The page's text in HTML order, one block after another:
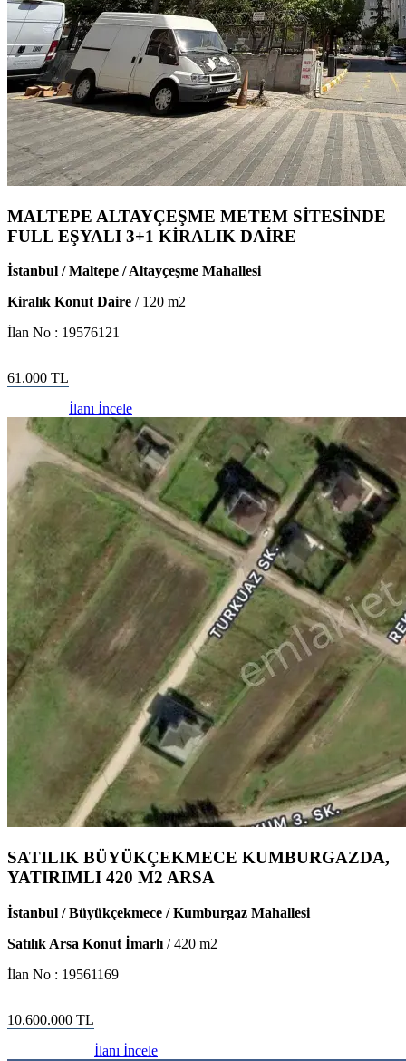
MALTEPE ALTAYÇEŞME METEM SİTESİNDE
FULL EŞYALI 3+1 KİRALIK DAİRE
İstanbul / Maltepe / Altayçeşme Mahallesi
Kiralık Konut Daire / 120 m2
İlan No : 19576121
61.000 TL
İlanı İncele
SATILIK BÜYÜKÇEKMECE KUMBURGAZDA,
YATIRIMLI 420 M2 ARSA
İstanbul / Büyükçekmece / Kumburgaz Mahallesi
Satılık Arsa Konut İmarlı /420 m2
İlan No : 19561169
10.600.000 TL
İlanı İncele